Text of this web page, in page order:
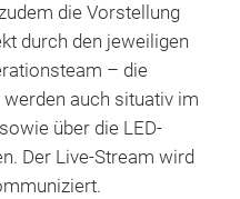
die Vorstellung
durch den jeweiligen
– die
auch situativ im
über die LED-
Der Live-Stream wird